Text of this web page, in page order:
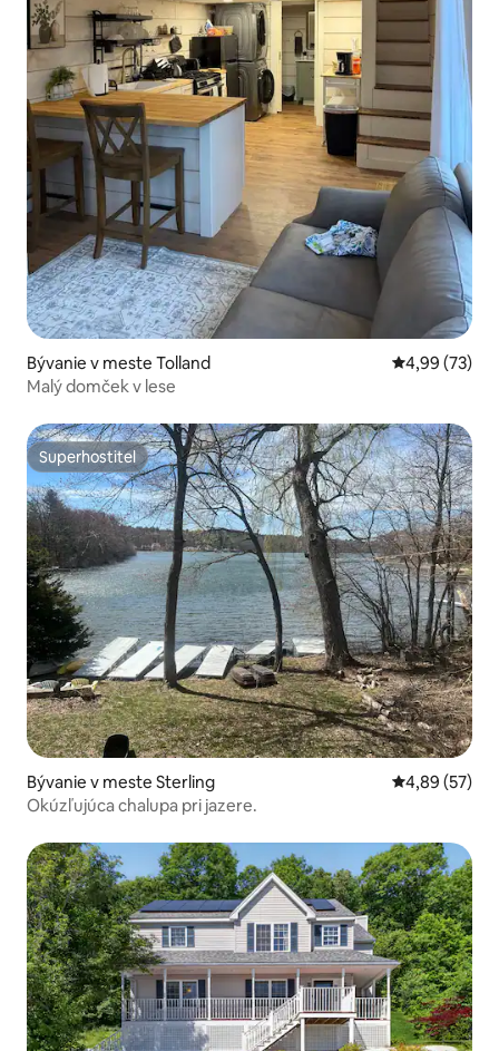
Bývanie v meste Tolland Priemerné
4,99 (73)
Malý domček v lese
Superhostiteľ
Superhostiteľ
Bývanie v meste Sterling Priemerné
4,89 (57)
Okúzľujúca chalupa pri jazere.